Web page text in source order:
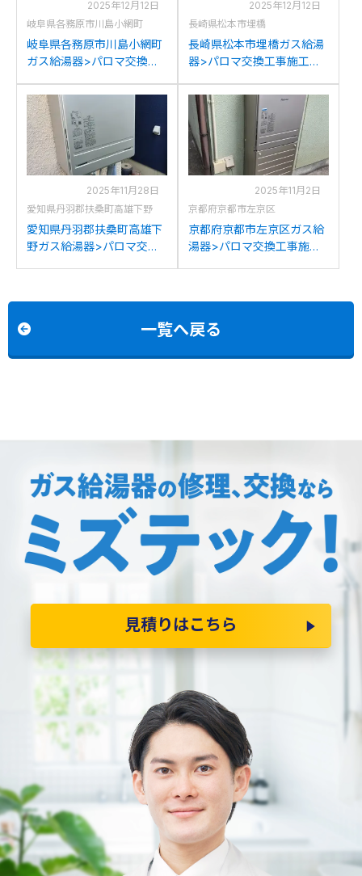
2025年12月12日
岐阜県各務原市川島小網町
岐阜県各務原市川島小網町
ガス給湯器>パロマ交換工
2008SAWからパロマFH-
2023SAWへの交換
2025年12月12日
長崎県松本市埋橋
長崎県松本市埋橋ガス給湯
器>パロマ交換工事施工事
2008SAWXからパロマFH-
2023SAWへの交換
2025年11月28日
愛知県丹羽郡扶桑町高雄下野
愛知県丹羽郡扶桑町高雄下
野ガス給湯器>パロマ交換
2025年11月2日
京都府京都市左京区
京都府京都市左京区ガス給
湯器>パロマ交換工事施工
一覧へ戻る
見積りはこちら